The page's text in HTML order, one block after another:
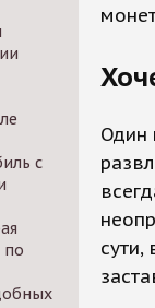
с
по
Один